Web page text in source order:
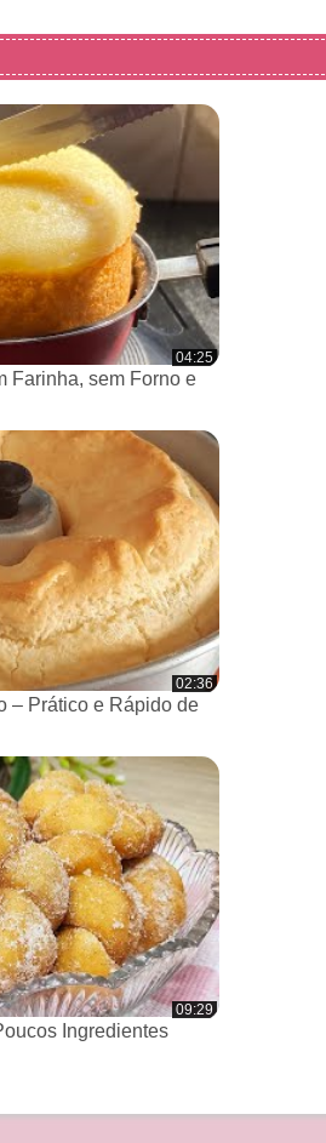
04:25
Farinha, sem Forno e
02:36
– Prático e Rápido de
09:29
Ingredientes